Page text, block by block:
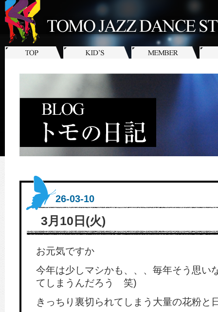
26-03-10
3月10日(火)
お元気ですか
今年は少しマシかも、、、毎年そう思い
てしまうんだろう 笑)
きっちり裏切られてしまう大量の花粉と